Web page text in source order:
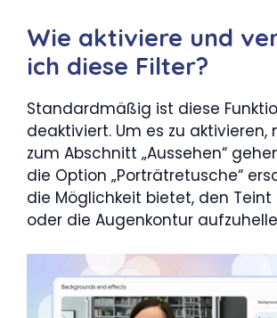
Wie aktiviere und
ich diese Filter?
Standardmäßig ist diese
deaktiviert. Um es zu aktivieren,
zum Abschnitt „Aussehen“
die Option „Porträtretusche“
die Möglichkeit bietet, den
oder die Augenkontur